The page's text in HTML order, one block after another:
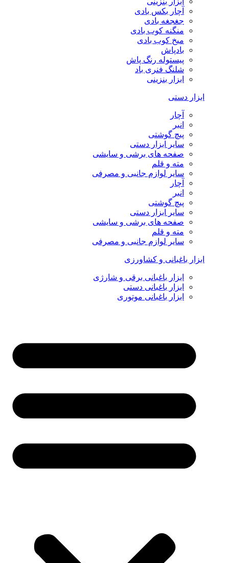
آچار بکس بادی
جغجغه بادی
منگنه کوب بادی
میخ کوب بادی
بادپاش
پیستوله رنگ پاش
شلنگ فنری باد
ابزار بنزینی
ابزار دستی
آچار
انبر
پیچ گوشتی
سایر ابزار دستی
صفحه های برشی و سایشی
مته و قلم
سایر لوازم جانبی و مصرفی
آچار
انبر
پیچ گوشتی
سایر ابزار دستی
صفحه های برشی و سایشی
مته و قلم
سایر لوازم جانبی و مصرفی
ابزار باغبانی و کشاورزی
ابزار باغبانی برقی و شارژی
ابزار باغبانی دستی
ابزار باغبانی موتوری